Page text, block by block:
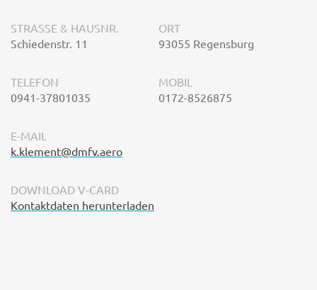
STRASSE & HAUSNR.
Schiedenstr. 11
ORT
93055 Regensburg
TELEFON
0941-37801035
MOBIL
0172-8526875
E-MAIL
k.klement@dmfv.aero
DOWNLOAD V-CARD
Kontaktdaten herunterladen